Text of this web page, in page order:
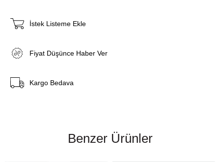
İstek Listeme Ekle
Fiyat Düşünce Haber Ver
Kargo Bedava
Benzer Ürünler